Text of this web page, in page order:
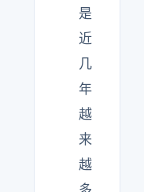
是
近
几
年
越
来
越